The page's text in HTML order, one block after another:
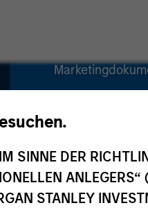
SINNE DER
STANLEY